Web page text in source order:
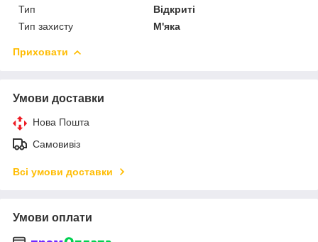
Тип
Відкриті
Тип захисту
М'яка
Приховати
Умови доставки
Нова Пошта
Самовивіз
Всі умови доставки
Умови оплати